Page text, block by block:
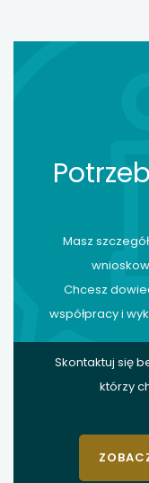
Masz
Chcesz
współpracy i
Skontaktuj się
którzy